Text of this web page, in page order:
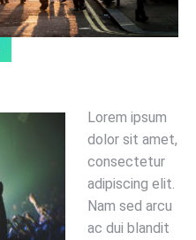
Lorem ipsum
dolor sit amet,
consectetur
adipiscing elit.
Nam sed arcu
ac dui blandit